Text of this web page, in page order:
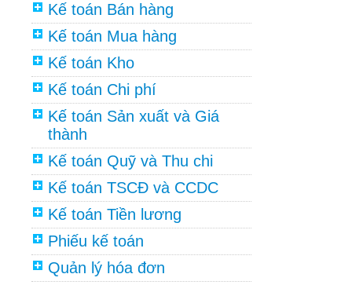
Kế toán Bán hàng
Kế toán Mua hàng
Kế toán Kho
Kế toán Chi phí
Kế toán Sản xuất và Giá
thành
Kế toán Quỹ và Thu chi
Kế toán TSCĐ và CCDC
Kế toán Tiền lương
Phiếu kế toán
Quản lý hóa đơn